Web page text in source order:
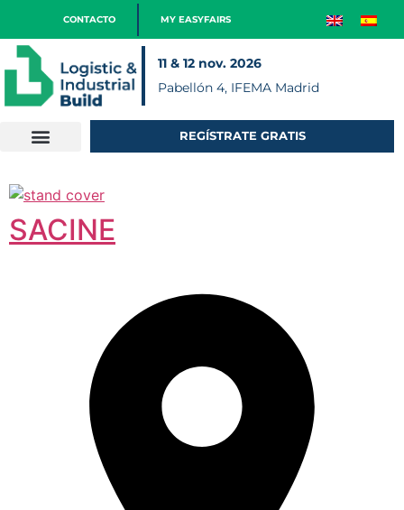
CONTACTO MY EASYFAIRS
11 & 12 nov. 2026
Pabellón 4, IFEMA Madrid
REGÍSTRATE GRATIS
SACINE